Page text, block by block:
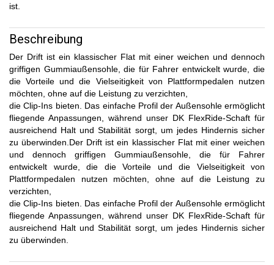
ist.
Beschreibung
Der Drift ist ein klassischer Flat mit einer weichen und dennoch
griffigen Gummiaußensohle, die für Fahrer entwickelt wurde, die
die Vorteile und die Vielseitigkeit von Plattformpedalen nutzen
möchten, ohne auf die Leistung zu verzichten,
die Clip-Ins bieten. Das einfache Profil der Außensohle ermöglicht
fliegende Anpassungen, während unser DK FlexRide-Schaft für
ausreichend Halt und Stabilität sorgt, um jedes Hindernis sicher
zu überwinden.Der Drift ist ein klassischer Flat mit einer weichen
und dennoch griffigen Gummiaußensohle, die für Fahrer
entwickelt wurde, die die Vorteile und die Vielseitigkeit von
Plattformpedalen nutzen möchten, ohne auf die Leistung zu
verzichten,
die Clip-Ins bieten. Das einfache Profil der Außensohle ermöglicht
fliegende Anpassungen, während unser DK FlexRide-Schaft für
ausreichend Halt und Stabilität sorgt, um jedes Hindernis sicher
zu überwinden.